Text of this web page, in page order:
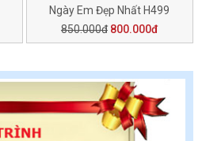
Ngày Em Đẹp Nhất H499
850.000đ 800.000đ